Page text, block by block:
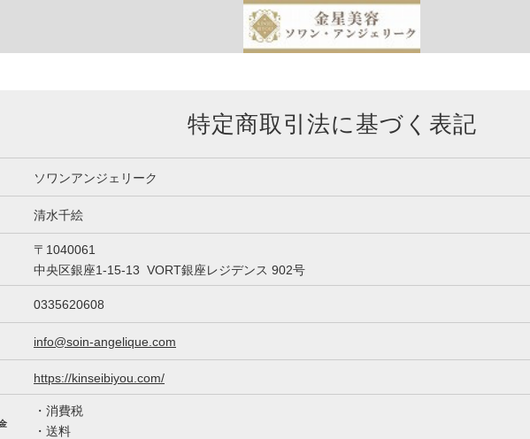
特定商取引法に基づく表記
ソワンアンジェリーク
清水千絵
〒1040061
中央区銀座1-15-13 VORT銀座レジデンス 902号
0335620608
info@soin-angelique.com
https://kinseibiyou.com/
・消費税
・送料